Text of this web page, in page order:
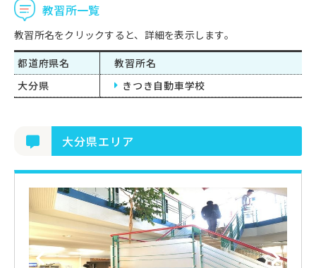
教習所一覧
教習所名をクリックすると、詳細を表示します。
都道府県名
教習所名
大分県
きつき自動車学校
大分県エリア